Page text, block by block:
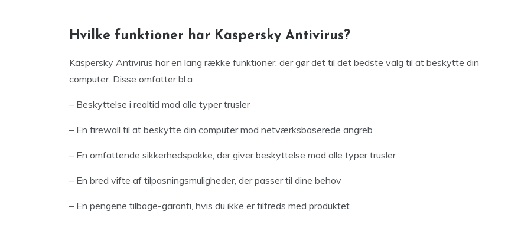
Hvilke funktioner har Kaspersky Antivirus?
Kaspersky Antivirus har en lang række funktioner, der gør det til det bedste valg til at beskytte din
computer. Disse omfatter bl.a
– Beskyttelse i realtid mod alle typer trusler
– En firewall til at beskytte din computer mod netværksbaserede angreb
– En omfattende sikkerhedspakke, der giver beskyttelse mod alle typer trusler
– En bred vifte af tilpasningsmuligheder, der passer til dine behov
– En pengene tilbage-garanti, hvis du ikke er tilfreds med produktet